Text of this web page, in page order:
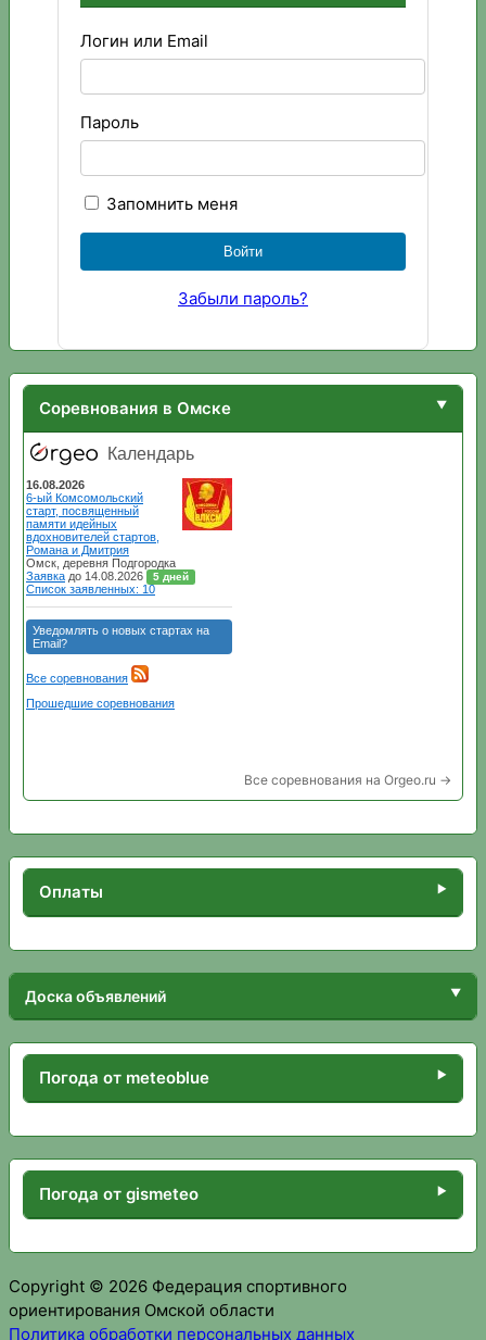
Логин или Email
Пароль
Запомнить меня
Забыли пароль?
Соревнования в Омске
Все соревнования на Orgeo.ru →
Оплаты
Доска объявлений
Погода от meteoblue
Погода от gismeteo
Copyright © 2026 Федерация спортивного
ориентирования Омской области
Политика обработки персональных данных